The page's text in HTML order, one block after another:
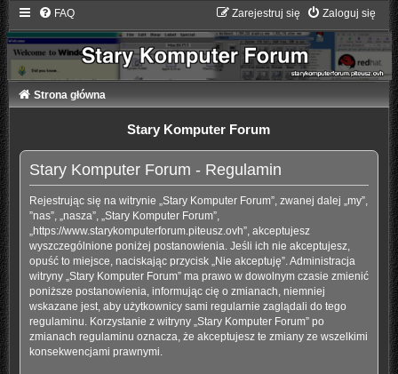
FAQ Zaloguj się
Zarejestruj się
Strona główna
Stary Komputer Forum
Stary Komputer Forum - Regulamin
Rejestrując się na witrynie „Stary Komputer Forum”, zwanej dalej „my”,
”nas”, „nasza”, „Stary Komputer Forum”,
„https://www.starykomputerforum.piteusz.ovh”, akceptujesz
wyszczególnione poniżej postanowienia. Jeśli ich nie akceptujesz,
opuść to miejsce, naciskając przycisk „Nie akceptuję”. Administracja
witryny „Stary Komputer Forum” ma prawo w dowolnym czasie zmienić
poniższe postanowienia, informując cię o zmianach, niemniej
wskazane jest, aby użytkownicy sami regularnie zaglądali do tego
regulaminu. Korzystanie z witryny „Stary Komputer Forum” po
zmianach regulaminu oznacza, że akceptujesz te zmiany ze wszelkimi
konsekwencjami prawnymi.